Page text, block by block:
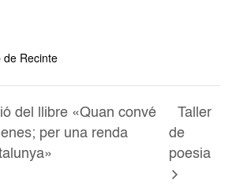
de Recinte
del llibre «Quan convé
per una renda
Taller
de
poesia